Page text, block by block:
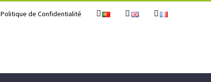
Politique de Confidentialité